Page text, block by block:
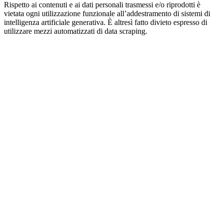
Rispetto ai contenuti e ai dati personali trasmessi e/o riprodotti è
vietata ogni utilizzazione funzionale all’addestramento di sistemi di
intelligenza artificiale generativa. È altresì fatto divieto espresso di
utilizzare mezzi automatizzati di data scraping.